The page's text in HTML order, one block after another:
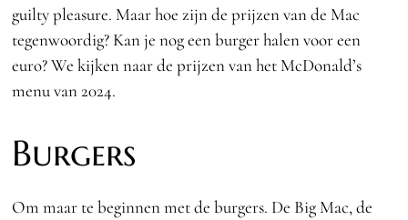
guilty pleasure. Maar hoe zijn de prijzen van de Mac
tegenwoordig? Kan je nog een burger halen voor een
euro? We kijken naar de prijzen van het McDonald’s
menu van 2024.
Burgers
Om maar te beginnen met de burgers. De Big Mac, de